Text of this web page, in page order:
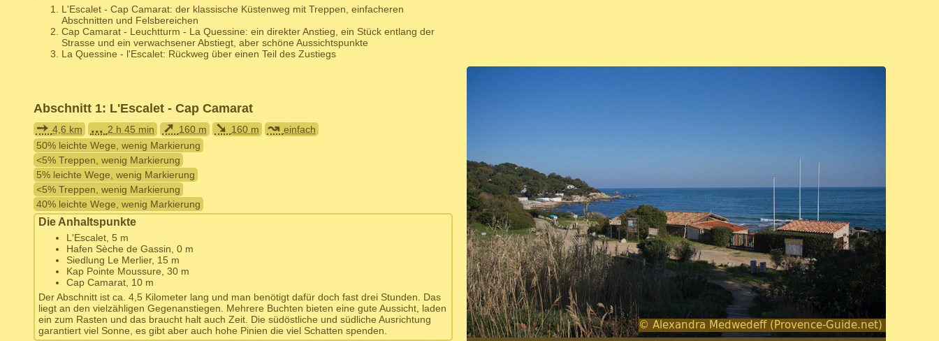
L'Escalet - Cap Camarat: der klassische Küstenweg mit Treppen, einfacheren
Abschnitten und Felsbereichen
Cap Camarat - Leuchtturm - La Quessine: ein direkter Anstieg, ein Stück entlang der
Strasse und ein verwachsener Abstiegt, aber schöne Aussichtspunkte
La Quessine - l'Escalet: Rückweg über einen Teil des Zustiegs
Abschnitt 1: L'Escalet - Cap Camarat
➙ 4,6 km ... 2 h 45 min ➚ 160 m ➘ 160 m ↝ einfach
50% leichte Wege, wenig Markierung
<5% Treppen, wenig Markierung
5% leichte Wege, wenig Markierung
<5% Treppen, wenig Markierung
40% leichte Wege, wenig Markierung
Die Anhaltspunkte
L'Escalet, 5 m
Hafen Sèche de Gassin, 0 m
Siedlung Le Merlier, 15 m
Kap Pointe Moussure, 30 m
Cap Camarat, 10 m
Der Abschnitt ist ca. 4,5 Kilometer lang und man benötigt dafür doch fast drei Stunden. Das
liegt an den vielzähligen Gegenanstiegen. Mehrere Buchten bieten eine gute Aussicht, laden
ein zum Rasten und das braucht halt auch Zeit. Die südöstliche und südliche Ausrichtung
garantiert viel Sonne, es gibt aber auch hohe Pinien die viel Schatten spenden.